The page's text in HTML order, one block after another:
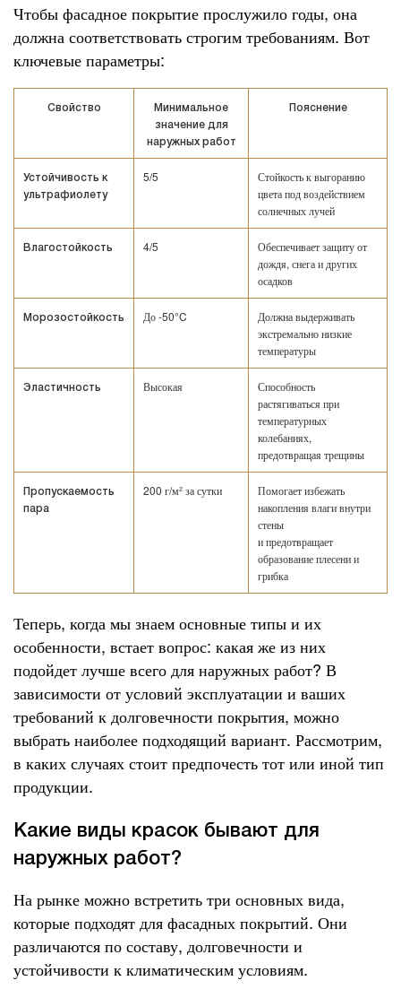
Чтобы фасадное покрытие прослужило годы, она
должна соответствовать строгим требованиям. Вот
ключевые параметры:
Свойство
Минимальное
значение для
наружных работ
Пояснение
Устойчивость к
ультрафиолету
5/5
Стойкость к выгоранию
цвета под воздействием
солнечных лучей
Влагостойкость 4/5
Обеспечивает защиту от
дождя, снега и других
осадков
Морозостойкость До -50°C
Должна выдерживать
экстремально низкие
температуры
Эластичность Высокая
Способность
растягиваться при
температурных
колебаниях,
предотвращая трещины
Пропускаемость
пара
200 г/м² за сутки
Помогает избежать
накопления влаги внутри
стены
и предотвращает
образование плесени и
грибка
Теперь, когда мы знаем основные типы и их
особенности, встает вопрос: какая же из них
подойдет лучше всего для наружных работ? В
зависимости от условий эксплуатации и ваших
требований к долговечности покрытия, можно
выбрать наиболее подходящий вариант. Рассмотрим,
в каких случаях стоит предпочесть тот или иной тип
продукции.
Какие виды красок бывают для
наружных работ?
На рынке можно встретить три основных вида,
которые подходят для фасадных покрытий. Они
различаются по составу, долговечности и
устойчивости к климатическим условиям.